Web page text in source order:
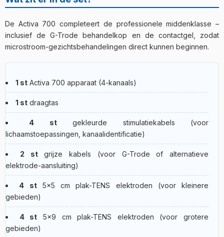
sleutelspiergroepen per sport (bij hardlopers bijv.
schoudergordel en rompspieren belangrijker).
spieren na CVA of verlamming),
training of operatie).
te activeren, wat het effect van de oefening kan
Eigen programma (15):volledig instelbaar – frequentie,
pulsbreedte en intervalpatroon – je kunt 15 eigen
protocollen opslaan.
STIM LOCK:programma's opgeslagen in het
kan alleen het geautoriseerde programma gestart
worden.
2+2 modus:
programma's – twee patiënten of twee spiergroepen
gelijktijdig.
De Activa 700 completeert de professionele middenklasse –
inclusief de G-Trode behandelkop en de contactgel, zodat
microstroom-gezichtsbehandelingen direct kunnen beginnen.
1 st Activa 700 apparaat (4-kanaals)
1 st draagtas
4 stgekleurde stimulatiekabels (voor
lichaamstoepassingen, kanaalidentificatie)
2 stgrijze kabels (voor G-Trode of alternatieve
elektrode-aansluiting)
4 st5×5 cm plak-TENS elektroden (voor kleinere
gebieden)
4 st 5×9 cm plak-TENS elektroden (voor grotere
gebieden)